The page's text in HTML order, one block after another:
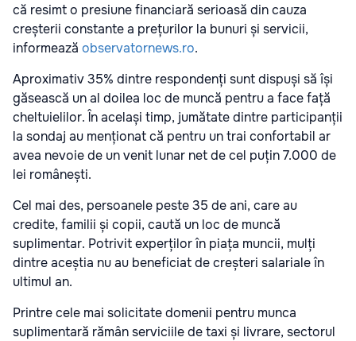
că resimt o presiune financiară serioasă din cauza
creșterii constante a prețurilor la bunuri și servicii,
informează observatornews.ro.
Aproximativ 35% dintre respondenți sunt dispuși să își
găsească un al doilea loc de muncă pentru a face față
cheltuielilor. În același timp, jumătate dintre participanții
la sondaj au menționat că pentru un trai confortabil ar
avea nevoie de un venit lunar net de cel puțin 7.000 de
lei românești.
Cel mai des, persoanele peste 35 de ani, care au
credite, familii și copii, caută un loc de muncă
suplimentar. Potrivit experților în piața muncii, mulți
dintre aceștia nu au beneficiat de creșteri salariale în
ultimul an.
Printre cele mai solicitate domenii pentru munca
suplimentară rămân serviciile de taxi și livrare, sectorul